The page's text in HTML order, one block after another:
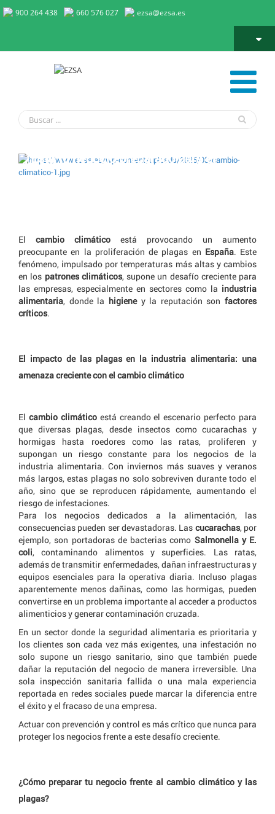
900 264 438 660 576 027 ezsa@ezsa.es
¿Está tu negocio preparado para el
aumento de plagas por el cambio
¿Está tu negocio preparado para el
aumento de plagas por el cambio
El cambio climático está provocando un aumento
preocupante en la proliferación de plagas en España. Este
fenómeno, impulsado por temperaturas más altas y cambios
en los patrones climáticos, supone un desafío creciente para
las empresas, especialmente en sectores como la industria
alimentaria, donde la higieney la reputación son factores
críticos.
El impacto de las plagas en la industria alimentaria: una
amenaza creciente con el cambio climático
El cambio climático está creando el escenario perfecto para
que diversas plagas, desde insectos como cucarachas y
hormigas hasta roedores como las ratas, proliferen y
supongan un riesgo constante para los negocios de la
industria alimentaria. Con inviernos más suaves y veranos
más largos, estas plagas no solo sobreviven durante todo el
año, sino que se reproducen rápidamente, aumentando el
riesgo de infestaciones.
Para los negocios dedicados a la alimentación, las
consecuencias pueden ser devastadoras. Las cucarachas, por
ejemplo, son portadoras de bacterias como Salmonella y E.
coli, contaminando alimentos y superficies. Las ratas,
además de transmitir enfermedades, dañan infraestructuras y
equipos esenciales para la operativa diaria. Incluso plagas
aparentemente menos dañinas, como las hormigas, pueden
convertirse en un problema importante al acceder a productos
alimenticios y generar contaminación cruzada.
En un sector donde la seguridad alimentaria es prioritaria y
los clientes son cada vez más exigentes, una infestación no
solo supone un riesgo sanitario, sino que también puede
dañar la reputación del negocio de manera irreversible. Una
sola inspección sanitaria fallida o una mala experiencia
reportada en redes sociales puede marcar la diferencia entre
el éxito y el fracaso de una empresa.
Actuar con prevención y control es más crítico que nunca para
proteger los negocios frente a este desafío creciente.
¿Cómo preparar tu negocio frente al cambio climático y las
plagas?